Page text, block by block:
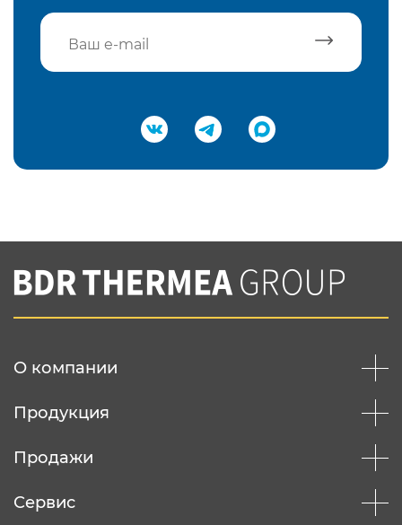
Подтвердить e-mail
Вы соглашаетесь с нашей политикой
конфеденциальности
О компании
Продукция
Продажи
Сервис